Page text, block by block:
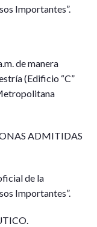
Importantes”.
de manera
(Edificio “C”
ADMITIDAS
de la
Importantes”.